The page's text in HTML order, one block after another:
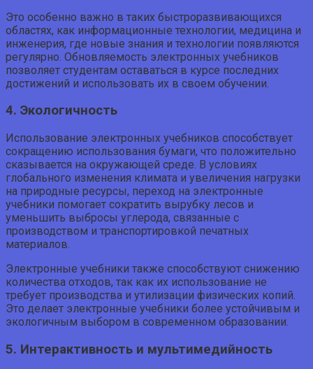
Это особенно важно в таких быстроразвивающихся
областях, как информационные технологии, медицина и
инженерия, где новые знания и технологии появляются
регулярно. Обновляемость электронных учебников
позволяет студентам оставаться в курсе последних
достижений и использовать их в своем обучении.
4. Экологичность
Использование электронных учебников способствует
сокращению использования бумаги, что положительно
сказывается на окружающей среде. В условиях
глобального изменения климата и увеличения нагрузки
на природные ресурсы, переход на электронные
учебники помогает сократить вырубку лесов и
уменьшить выбросы углерода, связанные с
производством и транспортировкой печатных
материалов.
Электронные учебники также способствуют снижению
количества отходов, так как их использование не
требует производства и утилизации физических копий.
Это делает электронные учебники более устойчивым и
экологичным выбором в современном образовании.
5. Интерактивность и мультимедийность